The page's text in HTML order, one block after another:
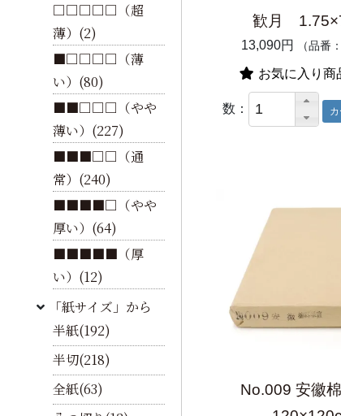
歓月
13,090円 （品番
お気に入り商
数：
No.009 安徽
□□□□□（超
薄）(2)
■□□□□（薄
い）(80)
■■□□□（やや
薄い）(227)
■■■□□（通
常）(240)
■■■■□（やや
厚い）(64)
■■■■■（厚
い）(12)
「紙サイズ」から
半紙(192)
半切(218)
全紙(63)